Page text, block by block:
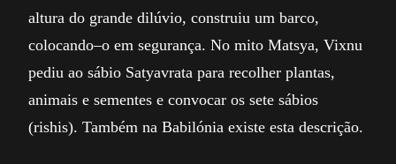
altura do grande dilúvio, construiu um barco,
colocando–o em segurança. No mito Matsya, Vixnu
pediu ao sábio Satyavrata para recolher plantas,
animais e sementes e convocar os sete sábios
(rishis). Também na Babilónia existe esta descrição.